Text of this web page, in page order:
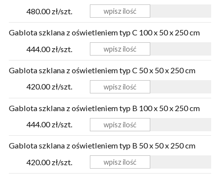
480.00 zł/szt.
Gablota szklana z oświetleniem typ C 100 x 50 x 250 cm
444.00 zł/szt.
Gablota szklana z oświetleniem typ C 50 x 50 x 250 cm
420.00 zł/szt.
Gablota szklana z oświetleniem typ B 100 x 50 x 250 cm
444.00 zł/szt.
Gablota szklana z oświetleniem typ B 50 x 50 x 250 cm
420.00 zł/szt.